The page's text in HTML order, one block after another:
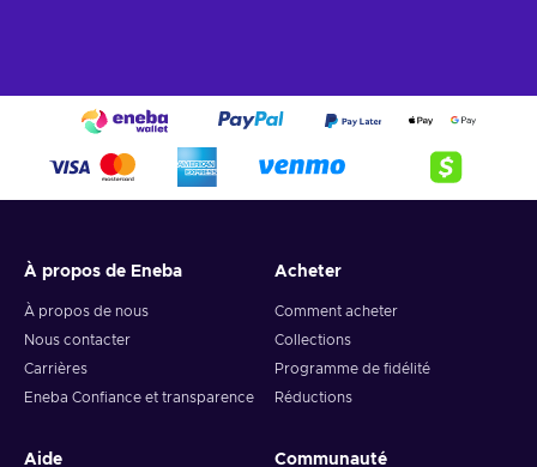
À propos de Eneba
À propos de nous
Nous contacter
Carrières
Eneba Confiance et transparence
Acheter
Comment acheter
Collections
Programme de fidélité
Réductions
Aide Communauté